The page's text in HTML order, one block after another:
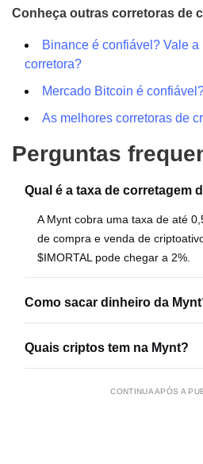
Conheça outras corretoras de
Binance é confiável? Vale a
corretora?
Mercado Bitcoin é
As melhores corretoras de
Perguntas
Qual é a taxa de corretagem
A Mynt cobra uma taxa de até
de compra e venda de
$IMORTAL pode chegar a 2%.
Como sacar dinheiro da
Quais criptos tem na Mynt?
CONTINUA APÓS A